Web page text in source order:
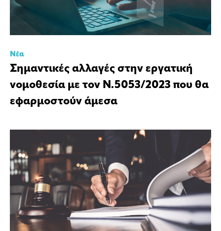
Νέα
Σημαντικές αλλαγές στην εργατική
νομοθεσία με τον Ν.5053/2023 που θα
εφαρμοστούν άμεσα